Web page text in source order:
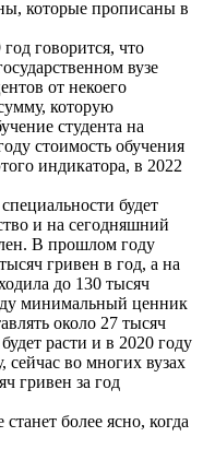
которые прописаны в
говорится, что
вузе
от некоего
которую
студента на
стоимость обучения
индикатора, в 2022
будет
и на сегодняшний
В прошлом году
гривен в год, а на
до 130 тысяч
минимальный ценник
около 27 тысяч
расти и в 2020 году
сейчас во многих вузах
гривен за год
более ясно, когда